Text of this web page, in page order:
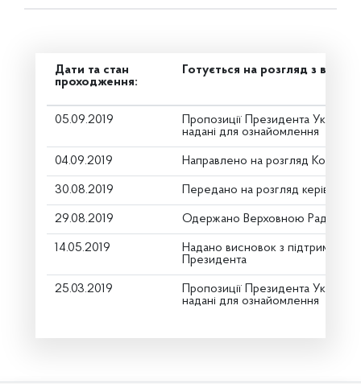
Дати та стан
проходження:
Готується на розгляд з вето
05.09.2019
Пропозиції Президента України
надані для ознайомлення
04.09.2019 Направлено на розгляд Комітету
30.08.2019 Передано на розгляд
29.08.2019 Одержано Верховною Радою
14.05.2019
Надано висновок з підтримкою
Президента
25.03.2019
Пропозиції Президента України
надані для ознайомлення